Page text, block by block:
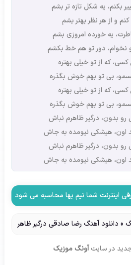
بکنم، یه شکل تازه تر بشم
و از هر نظر بهتر بشم
یه خورده امروزی بشم
نخوام، دور تو هم خط بکشم
کسی، که از تو خیلی بهتره
بی تو بهم خوش بگذره
کسی، که از تو خیلی بهتره
بی تو بهم خوش بگذره
بدون، درگیر ظاهرم نباش
اون، هیشکی نیومده به جاش
بدون، درگیر ظاهرم نباش
اون، هیشکی نیومده به جاش
اینترنت شما نیم بها محاسبه می شود
» دانلود آهنگ رضا صادقی درگیر ظاهر
در سایت آونگ موزیک